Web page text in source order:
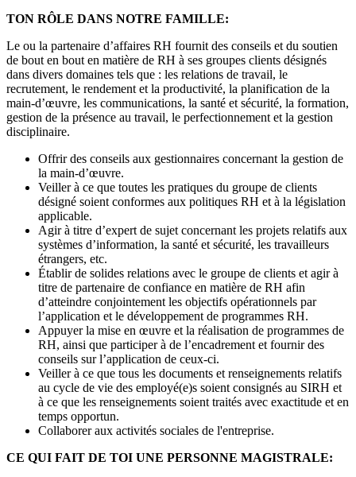
TON RÔLE DANS NOTRE FAMILLE:
Le ou la partenaire d’affaires RH fournit des conseils et du soutien
de bout en bout en matière de RH à ses groupes clients désignés
dans divers domaines tels que : les relations de travail, le
recrutement, le rendement et la productivité, la planification de la
main-d’œuvre, les communications, la santé et sécurité, la formation,
gestion de la présence au travail, le perfectionnement et la gestion
disciplinaire.
Offrir des conseils aux gestionnaires concernant la gestion de
la main-d’œuvre.
Veiller à ce que toutes les pratiques du groupe de clients
désigné soient conformes aux politiques RH et à la législation
applicable.
Agir à titre d’expert de sujet concernant les projets relatifs aux
systèmes d’information, la santé et sécurité, les travailleurs
étrangers, etc.
Établir de solides relations avec le groupe de clients et agir à
titre de partenaire de confiance en matière de RH afin
d’atteindre conjointement les objectifs opérationnels par
l’application et le développement de programmes RH.
Appuyer la mise en œuvre et la réalisation de programmes de
RH, ainsi que participer à de l’encadrement et fournir des
conseils sur l’application de ceux-ci.
Veiller à ce que tous les documents et renseignements relatifs
au cycle de vie des employé(e)s soient consignés au SIRH et
à ce que les renseignements soient traités avec exactitude et en
temps opportun.
Collaborer aux activités sociales de l'entreprise.
CE QUI FAIT DE TOI UNE PERSONNE MAGISTRALE: